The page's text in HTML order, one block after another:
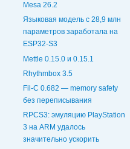
Mesa 26.2
Языковая модель с 28,9 млн
параметров заработала на
ESP32-S3
Mettle 0.15.0 и 0.15.1
Rhythmbox 3.5
Fil-C 0.682 — memory safety
без переписывания
RPCS3: эмуляцию PlayStation
3 на ARM удалось
значительно ускорить